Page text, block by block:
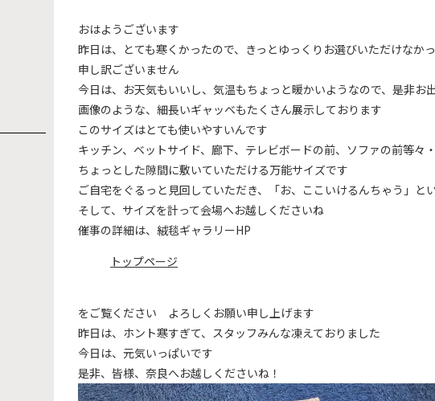
おはようございます
昨日は、とても寒くかったので、きっとゆっくりお選びいただけなか
申し訳ございません
今日は、お天気もいいし、気温もちょっと暖かいようなので、是非お
画像のような、細長いギャッベもたくさん展示しております
このサイズはとても使いやすいんです
キッチン、ベットサイド、廊下、テレビボードの前、ソファの前等々
ちょっとした隙間に敷いていただける万能サイズです
ご自宅をぐるっと見回していただき、「お、ここいけるんちゃう」と
そして、サイズを計って会場へお越しくださいね
催事の詳細は、絨毯ギャラリーHP
トップページ
をご覧ください よろしくお願い申し上げます
昨日は、ホント寒すぎて、スタッフみんな凍えておりました
今日は、元気いっぱいです
是非、皆様、奈良へお越しくださいね！